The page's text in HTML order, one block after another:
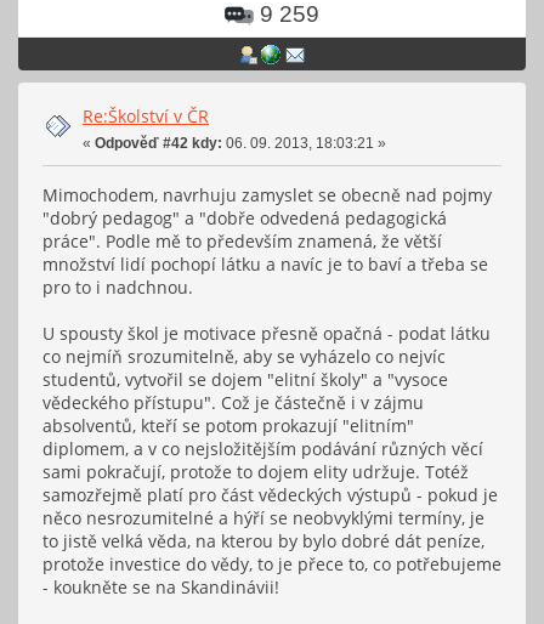
9 259
Re:Školství v ČR
« Odpověď #42 kdy: 06. 09. 2013, 18:03:21 »
Mimochodem, navrhuju zamyslet se obecně nad pojmy
"dobrý pedagog" a "dobře odvedená pedagogická
práce". Podle mě to především znamená, že větší
množství lidí pochopí látku a navíc je to baví a třeba se
pro to i nadchnou.
U spousty škol je motivace přesně opačná - podat látku
co nejmíň srozumitelně, aby se vyházelo co nejvíc
studentů, vytvořil se dojem "elitní školy" a "vysoce
vědeckého přístupu". Což je částečně i v zájmu
absolventů, kteří se potom prokazují "elitním"
diplomem, a v co nejsložitějším podávání různých věcí
sami pokračují, protože to dojem elity udržuje. Totéž
samozřejmě platí pro část vědeckých výstupů - pokud je
něco nesrozumitelné a hýří se neobvyklými termíny, je
to jistě velká věda, na kterou by bylo dobré dát peníze,
protože investice do vědy, to je přece to, co potřebujeme
- koukněte se na Skandinávii!